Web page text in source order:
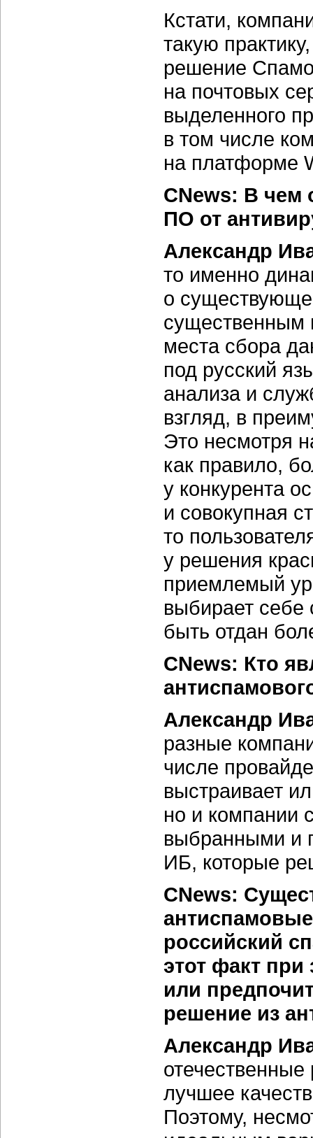
Кстати,
такую
решение
на почтовых
выделенного
в том числе
на платформе
CNews: В чем
ПО от
Александр
то именно
о
существенным
места сбора
под русский
анализа и
взгляд, в
Это несмотря
как правило,
у конкурента
и совокупная
то
у решения
приемлемый
выбирает себе
быть отдан
CNews: Кто
Александр
разные
числе
выстраивает
но и компании
выбранными и
ИБ, которые
CNews:
российский
этот факт
или
решение из
Александр
лучшее
Поэтому,